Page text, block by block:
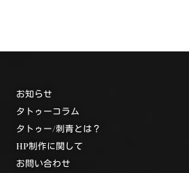
お知らせ
タトゥーコラム
タトゥー/刺青とは？
HP制作に関して
お問い合わせ